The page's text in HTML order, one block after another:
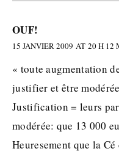
OUF!
15 JANVIER 2009 AT 20 H 12
« toute augmentation
justifier et être
Justification = leurs
modérée: que 13 000
Heuresement que la